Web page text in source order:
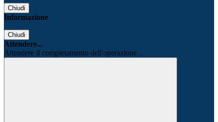
Chiudi
Informazione
Chiudi
Attendere...
Attendere il completamento dell'operazione...